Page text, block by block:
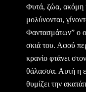
Φυτά, ζώα, ακόμη
μολύνονται,
Φαντασμάτων” ο
σκιά του. Αφού
κρανίο φτάνει
θάλασσα. Αυτή η
θυμίζει την